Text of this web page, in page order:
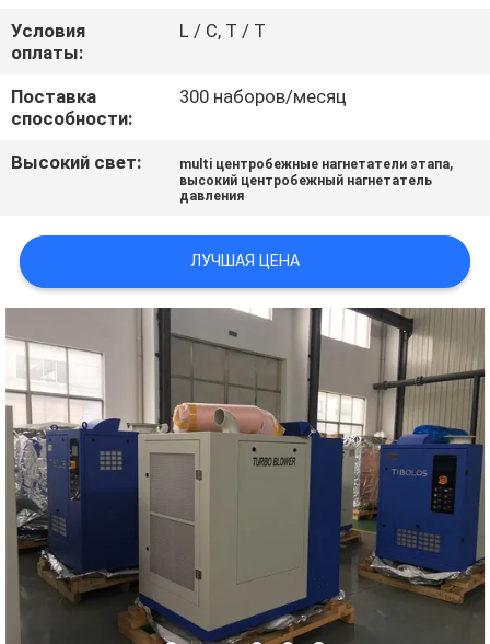
COMPANY
NEWS
КАРТА
САЙТА
PRIVACY
POLICY
Условия
оплаты:
L / C, T / T
Поставка
способности:
300 наборов/месяц
Высокий свет: multi центробежные нагнетатели этапа,
высокий центробежный нагнетатель
давления
ЛУЧШАЯ ЦЕНА